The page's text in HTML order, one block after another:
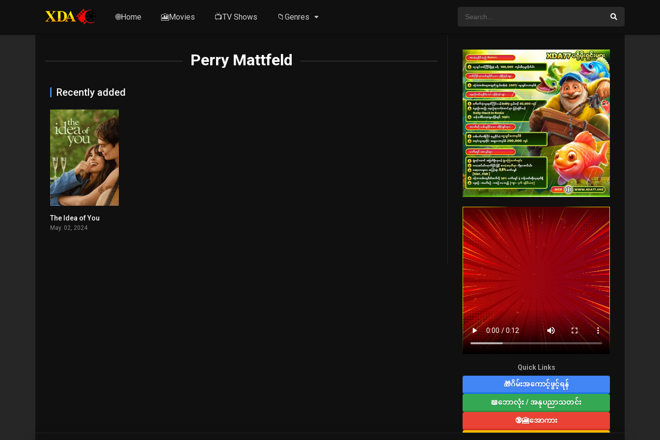
🌐Home 🎦Movies 📺TV Shows 📁Genres
Perry Mattfeld
Recently added
The Idea of You
May. 02, 2024
Quick Links
🎁ဂိမ်းအကောင့်ဖွင့်ရန်
📖ဘောလုံး / အနုပညာသတင်း
🔞🎦အောကား